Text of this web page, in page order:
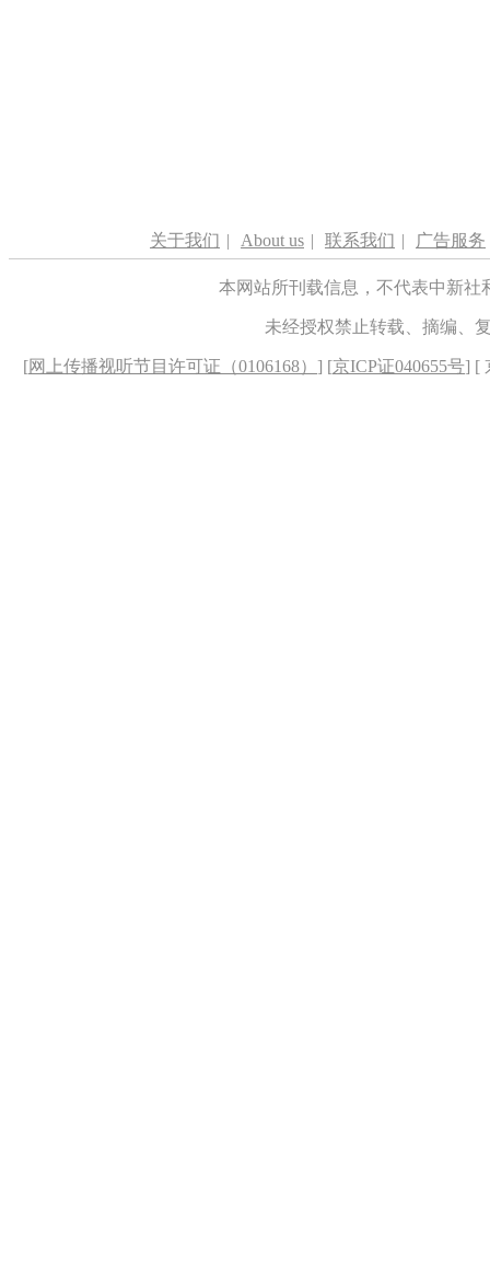
关于我们 | About us | 联系我们 | 广告服务
本网站所刊载信息，不代表中新
未经授权禁止转载、摘编、
[网上传播视听节目许可证（0106168） ] [京ICP证040655号] [